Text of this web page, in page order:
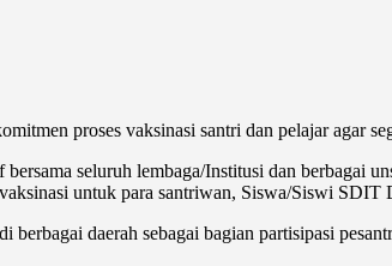
proses vaksinasi santri dan pelajar agar
seluruh lembaga/Institusi dan berbagai
untuk para santriwan, Siswa/Siswi
berbagai daerah sebagai bagian partisipasi